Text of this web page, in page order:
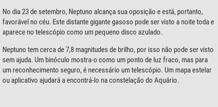
No dia 23 de setembro, Neptuno alcança sua oposição e está, portanto,
favorável no céu. Este distante gigante gasoso pode ser visto a noite toda e
aparece no telescópio como um pequeno disco azulado.
Neptuno tem cerca de 7,8 magnitudes de brilho, por isso não pode ser visto
sem ajuda. Um binóculo mostra-o como um ponto de luz fraco, mas para
um reconhecimento seguro, é necessário um telescópio. Um mapa estelar
ou aplicativo ajudará a encontrá-lo na constelação do Aquário.